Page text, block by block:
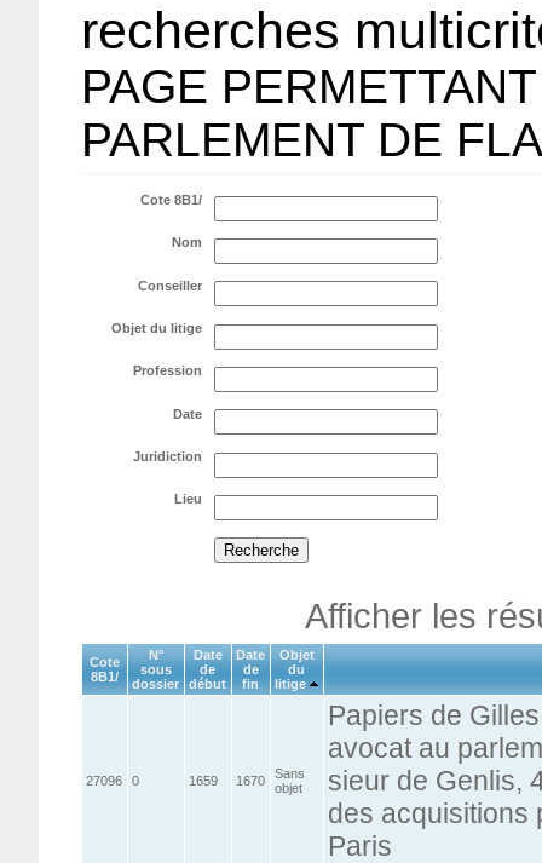
recherches
PAGE
PARLEMENT DE
Cote 8B1/
Nom
Conseiller
Objet du litige
Profession
Date
Juridiction
Lieu
Afficher les
Cote
8B1/
N°
sous
dossier
Date
de
début
Date
de
fin
Objet
du
litige
27096 0 1659 1670
Sans
objet
Papiers de
avocat au
sieur de Genlis,
des acquisitions
Paris